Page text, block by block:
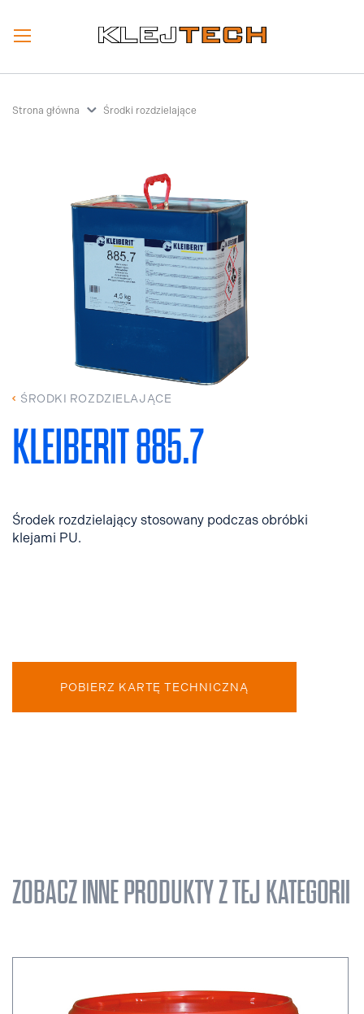
Strona główna Środki rozdzielające
ŚRODKI ROZDZIELAJĄCE
KLEIBERIT 885.7
Środek rozdzielający stosowany podczas obróbki
klejami PU.
POBIERZ KARTĘ TECHNICZNĄ
ZOBACZ INNE PRODUKTY Z TEJ KATEGORII